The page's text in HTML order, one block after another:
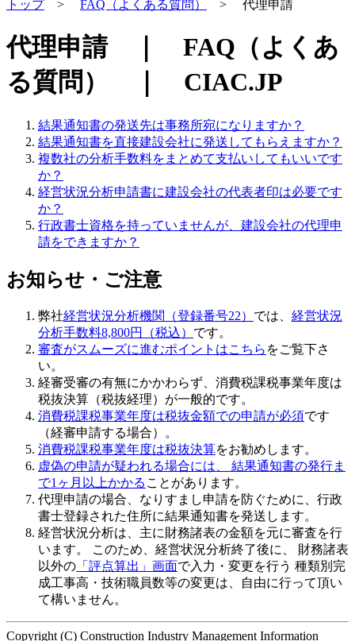
トップ> FAQ（よくある質問） > 代理申請
代理申請 ｜ FAQ（よくあ
る質問） ｜ CIAC.JP
結果通知書の発送先は事務所宛になりますか？
結果通知書を直接建設会社に発送してもらえますか？
複数社の分析手数料をまとめて支払いしてもいいです
か？
経営状況分析申請書に建設会社の代表者印は必要です
か？
行政書士資格を持っていませんが、建設会社の代理申
請をできますか？
お知らせ・ご注意
弊社経営状況分析機関（登録番号22） では、 経営状況
分析手数料8,800円（税込） です。
審査がスムーズに進むポイントはこちら をご覧下さ
い。
経審受審の有無にかかわらず、 消費税課税事業年度は
税抜決算（税抜経理） が一般的です。
消費税課税事業年度は税抜金額での申請が必須です
（経審申請する場合）。
消費税課税事業年度は税抜決算をお勧めします。
虚偽の申請が疑われる場合には、 結果通知書の発行ま
で1ヶ月以上かかる ことがあります。
代理申請の場合、なりすまし申請を防ぐために、行政
書士登録された住所に結果通知書を発送します。
経営状況分析は、主に財務諸表の金額を元に審査を行
います。 このため、 経営状況分析終了後に、 財務諸表
以外の 「評点算出」画面で入力・変更を行う 種類別完
成工事高・技術職員数等の変更は、自由に行って頂い
て構いません。
Copyright (C) Construction Industry Management Information